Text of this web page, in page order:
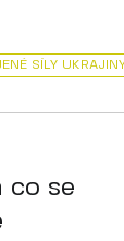
SÍLY
co se